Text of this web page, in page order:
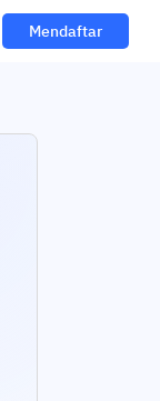
Mendaftar